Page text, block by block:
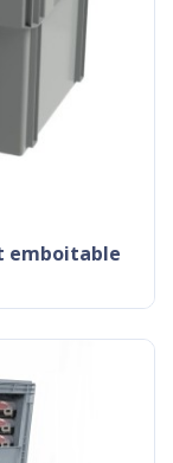
emboitable